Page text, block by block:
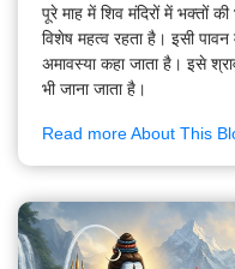
पूरे माह में शिव मंदिरों में भक्तों
विशेष महत्व रहता है। इसी पावन
अमावस्या कहा जाता है। इसे
भी जाना जाता है।
Read more About This